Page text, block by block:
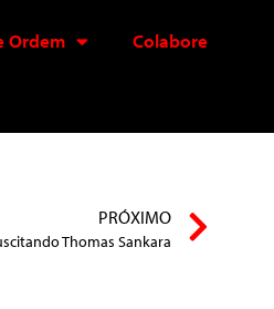
Ordem Colabore
PRÓXIMO
Thomas Sankara